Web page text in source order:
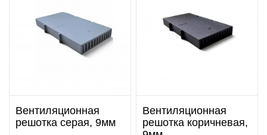
Вентиляционная
решотка серая, 9мм
Вентиляционная
решотка коричневая,